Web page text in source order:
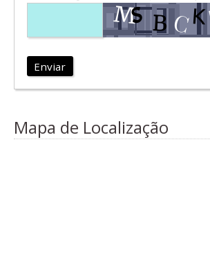
Enviar
Mapa de Localização